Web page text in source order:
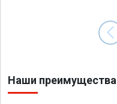
Наши преимущества